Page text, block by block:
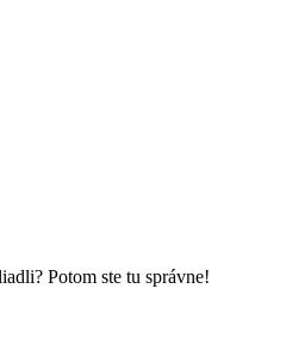
Potom ste tu správne!